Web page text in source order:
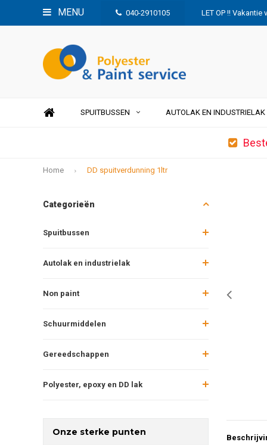
MENU 040-2910105 LET OP !! Vakantie
SPUITBUSSEN AUTOLAK EN INDUSTRIELAK
Home DD spuitverdunning 1ltr
Categorieën
Spuitbussen
Autolak en industrielak
Non paint
Schuurmiddelen
Gereedschappen
Polyester, epoxy en DD lak
Onze sterke punten